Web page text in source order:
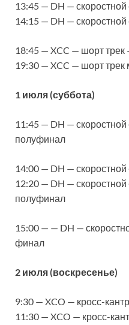
13:45 — DH —
14:15 — DH —
18:45 — XCC — шорт
19:30 — XCC — шорт
1 июля (суббота)
11:45 — DH —
полуфинал
14:00 — DH —
12:20 — DH —
полуфинал
15:00 — — DH —
финал
2 июля (воскресенье)
9:30 — XCO — кросс-
11:30 — XCO — кросс-